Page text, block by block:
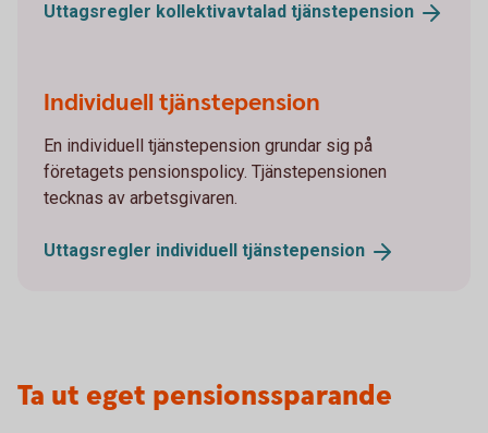
Uttagsregler kollektivavtalad tjänstepension
Individuell tjänstepension
En individuell tjänstepension grundar sig på
företagets pensionspolicy. Tjänstepensionen
tecknas av arbetsgivaren.
Uttagsregler individuell tjänstepension
Ta ut eget pensionssparande